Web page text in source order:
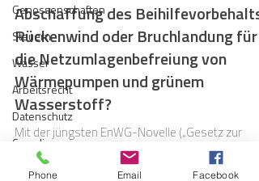
Genossenschaften
Steuern
Wasser
Arbeitsrecht
Datenschutz
Compliance
Gas
Abschaffung des Beihilfevorbehalts:
Rückenwind oder Bruchlandung für
die Netzumlagenbefreiung von
Wärmepumpen und grünem
Wasserstoff?
Mit der jüngsten EnWG-Novelle („Gesetz zur
Änderung des Energiewirtschaftsrechts zur
Stärkung des Verbraucherschutzes im
Phone Email Facebook